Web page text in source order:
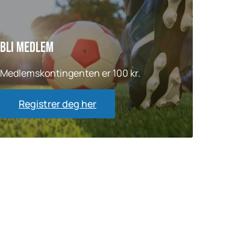
Bli medlem
Medlemskontingenten er 100 kr.
Registrer deg her